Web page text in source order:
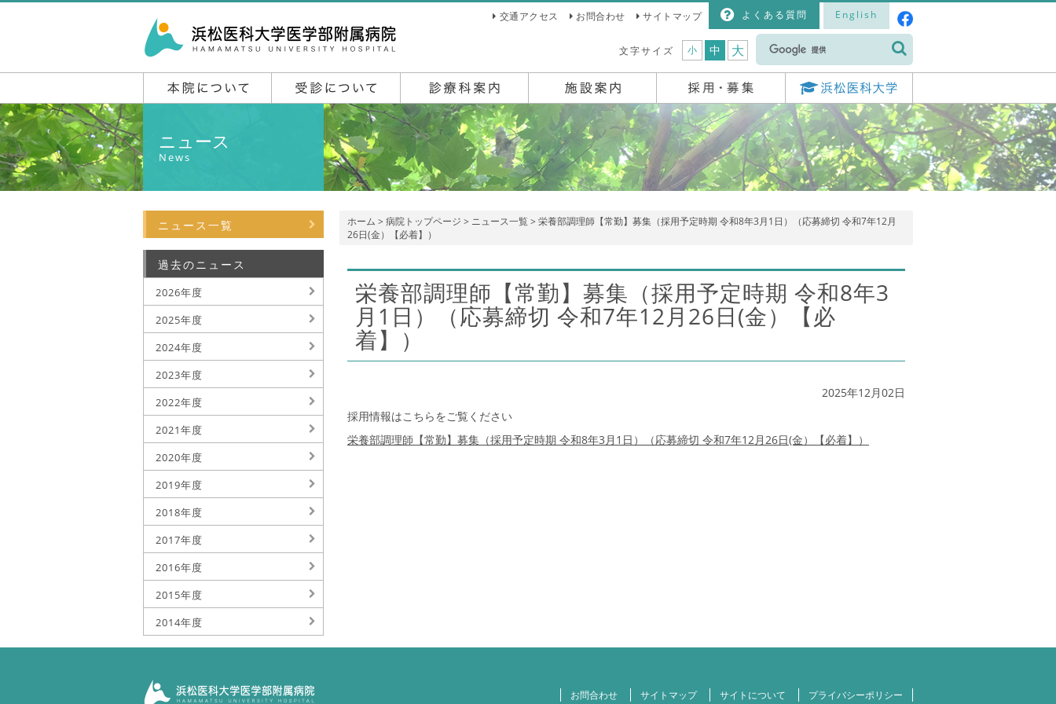
よくある質問 English
交通アクセス お問合わせ サイトマップ
文字サイズ 小 中 大
ニュース
News
ホーム > 病院トップページ > ニュース一覧> 栄養部調理師【常勤】募集（採用予定時期 令和8年3月1日）（応募締切 令和7年12月
26日(金）【必着】）
栄養部調理師【常勤】募集（採用予定時期 令和8年3
月1日）（応募締切 令和7年12月26日(金）【必
着】）
2025年12月02日
採用情報はこちらをご覧ください
栄養部調理師【常勤】募集（採用予定時期 令和8年3月1日）（応募締切 令和7年12月26日(金）【必着】）
ニュース一覧
過去のニュース
2026年度
2025年度
2024年度
2023年度
2022年度
2021年度
2020年度
2019年度
2018年度
2017年度
2016年度
2015年度
2014年度
お問合わせ サイトマップ サイトについて プライバシーポリシー